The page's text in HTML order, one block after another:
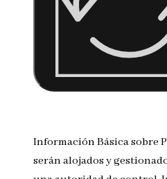
Información Básica sobre
serán alojados y